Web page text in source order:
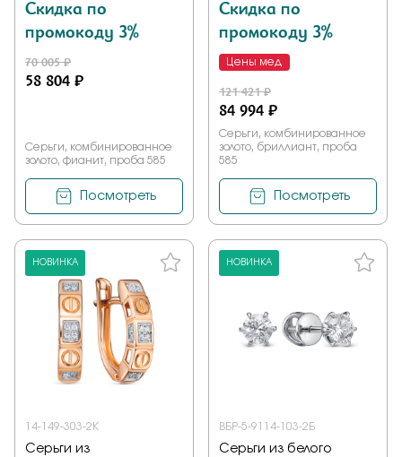
Скидка по
промокоду 3%
70 005 ₽
58 804 ₽
Серьги, комбинированное
золото, фианит, проба 585
Посмотреть
Скидка по
промокоду 3%
Цены мед
121 421 ₽
84 994 ₽
Серьги, комбинированное
золото, бриллиант, проба
585
Посмотреть
НОВИНКА
14-149-303-2К
Серьги из
НОВИНКА
ВБР-5-9114-103-2Б
Серьги из белого